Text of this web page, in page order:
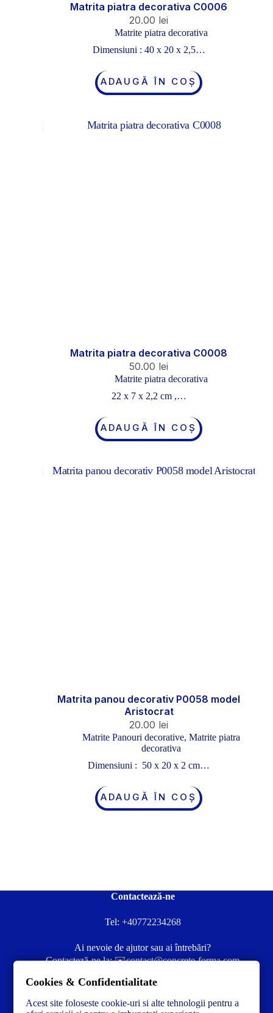
Matrita piatra decorativa C0006
20.00 lei
Matrite piatra decorativa
Dimensiuni : 40 x 20 x 2,5…
ADAUGĂ ÎN COȘ
Matrita piatra decorativa C0008
50.00 lei
Matrite piatra decorativa
22 x 7 x 2,2 cm ,…
ADAUGĂ ÎN COȘ
Matrita panou decorativ P0058 model
Aristocrat
20.00 lei
Matrite Panouri decorative, Matrite piatra
decorativa
Dimensiuni : 50 x 20 x 2 cm…
ADAUGĂ ÎN COȘ
Contactează-ne
Tel: +40772234268
Ai nevoie de ajutor sau ai întrebări?
Contacteză-ne la:✉️contact@concrete-forma.com
Cookies & Confidentialitate
Acest site foloseste cookie-uri si alte tehnologii pentru a